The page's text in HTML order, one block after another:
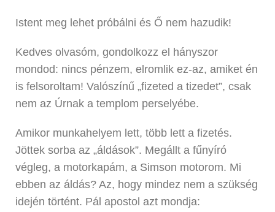
Istent meg lehet próbálni és Ő nem hazudik!
Kedves olvasóm, gondolkozz el hányszor
mondod: nincs pénzem, elromlik ez-az, amiket én
is felsoroltam! Valószínű „fizeted a tizedet”, csak
nem az Úrnak a templom perselyébe.
Amikor munkahelyem lett, több lett a fizetés.
Jöttek sorba az „áldások”. Megállt a fűnyíró
végleg, a motorkapám, a Simson motorom. Mi
ebben az áldás? Az, hogy mindez nem a szükség
idején történt. Pál apostol azt mondja: